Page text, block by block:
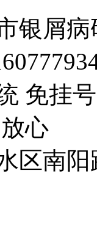
银屑
免挂
心
区南